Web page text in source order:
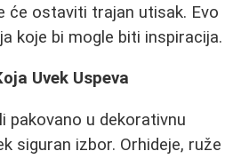
će ostaviti trajan utisak. Evo
koje bi mogle biti inspiracija.
Uvek Uspeva
pakovano u dekorativnu
siguran izbor. Orhideje, ruže